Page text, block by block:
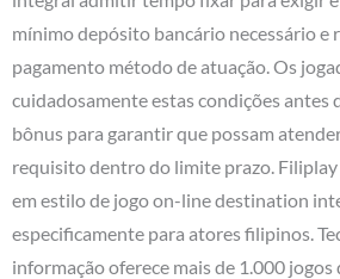
mínimo depósito bancário necessário e
pagamento método de atuação. Os
cuidadosamente estas condições antes
bônus para garantir que possam
requisito dentro do limite prazo. Filiplay
em estilo de jogo on-line destination
especificamente para atores filipinos.
informação oferece mais de 1.000